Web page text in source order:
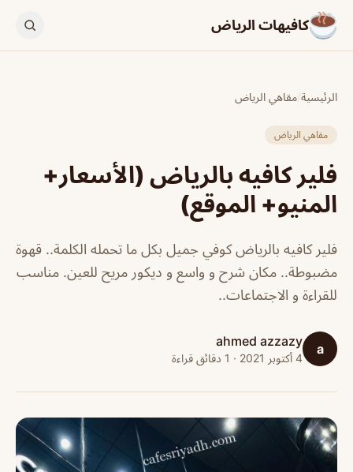
كافيهات الرياض
الرئيسية/مقاهي الرياض
مقاهي الرياض
فلير كافيه بالرياض (الأسعار+
المنيو+ الموقع)
فلير كافيه بالرياض كوفي جميل بكل ما تحمله الكلمة.. قهوة
مضبوطة.. مكان شرح و واسع و ديكور مريح للعين. مناسب
للقراءة و الاجتماعات..
a
ahmed azzazy
4 أكتوبر 2021 · 1 دقائق قراءة